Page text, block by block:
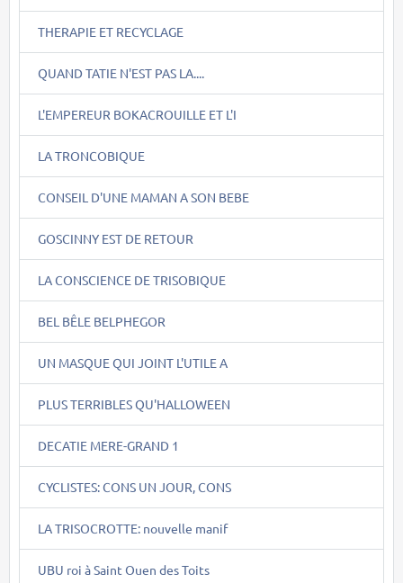
THERAPIE ET RECYCLAGE
QUAND TATIE N'EST PAS LA....
L'EMPEREUR BOKACROUILLE ET L'I
LA TRONCOBIQUE
CONSEIL D'UNE MAMAN A SON BEBE
GOSCINNY EST DE RETOUR
LA CONSCIENCE DE TRISOBIQUE
BEL BÊLE BELPHEGOR
UN MASQUE QUI JOINT L'UTILE A
PLUS TERRIBLES QU'HALLOWEEN
DECATIE MERE-GRAND 1
CYCLISTES: CONS UN JOUR, CONS
LA TRISOCROTTE: nouvelle manif
UBU roi à Saint Ouen des Toits